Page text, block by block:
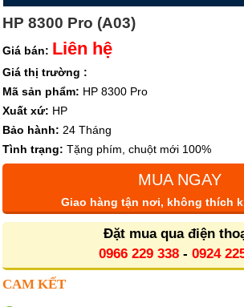
HP 8300 Pro (A03)
Giá bán: Liên hệ
Giá thị trường :
Mã sản phẩm: HP 8300 Pro
Xuất xứ: HP
Bảo hành: 24 Tháng
Tình trạng: Tặng phím, chuột mới 100%
MUA NGAY
Giao hàng tận nơi, không thích
Đặt mua qua điện
0966 229 338- 0924
CAM KẾT